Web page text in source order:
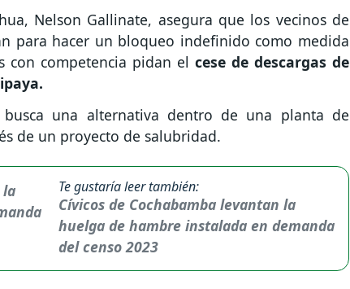
Nelson Gallinate, asegura que los vecinos de
para hacer un bloqueo indefinido como medida
con competencia pidan el cese de descargas de
busca una alternativa dentro de una planta de
de un proyecto de salubridad.
Te gustaría leer también:
Cívicos de Cochabamba levantan la
huelga de hambre instalada en demanda
del censo 2023